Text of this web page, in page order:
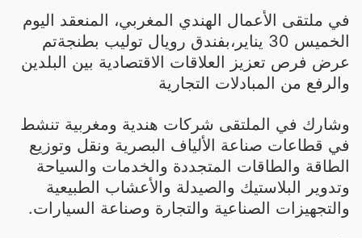
في ملتقى الأعمال الهندي المغربي، المنعقد اليوم
الخميس 30 يناير،بفندق رويال توليب بطنجةتم
عرض فرص تعزيز العلاقات الاقتصادية بين البلدين
والرفع من المبادلات التجارية
وشارك في الملتقى شركات هندية ومغربية تنشط
في قطاعات صناعة الألياف البصرية ونقل وتوزيع
الطاقة والطاقات المتجددة والخدمات والسياحة
وتدوير البلاستيك والصيدلة والأعشاب الطبيعية
والتجهيزات الصناعية والتجارة وصناعة السيارات.